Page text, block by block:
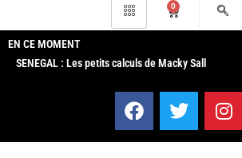
0
EN CE MOMENT
SENEGAL : Les petits calculs de Macky Sall